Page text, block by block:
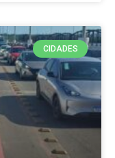
CIDADES